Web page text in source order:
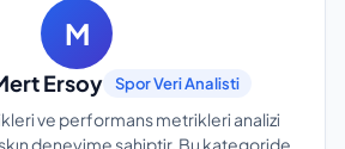
M
Ersoy Spor Veri Analisti
ve performans metrikleri analizi
deneyime sahiptir. Bu kategoride